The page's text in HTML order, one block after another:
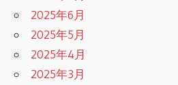
2025年6月
2025年5月
2025年4月
2025年3月